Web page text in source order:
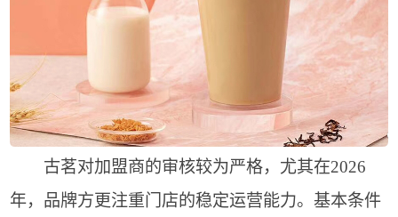
古茗对加盟商的审核较为严格，尤其在2026
年，品牌方更注重门店的稳定运营能力。基本条件